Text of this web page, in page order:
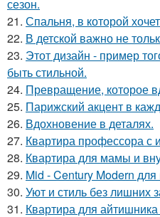
сезон.
21. Спальня, в которой
22. В детской важно не
23. Этот дизайн - пример
быть стильной.
24. Превращение, которое
25. Парижский акцент в
26. Вдохновение в деталях.
27. Квартира профессора с
28. Квартира для мамы и
29. Mid - Century Modern
30. Уют и стиль без лишних
31. Квартира для айтишника